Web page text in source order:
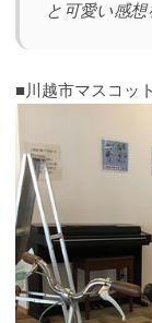
と可愛い感
■川越市マスコッ